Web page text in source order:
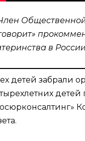
в
детей забрали